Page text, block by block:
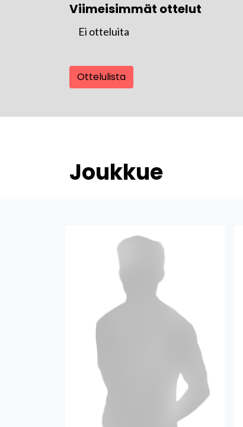
Viimeisimmät ottelut
Ei otteluita
Ottelulista
Joukkue